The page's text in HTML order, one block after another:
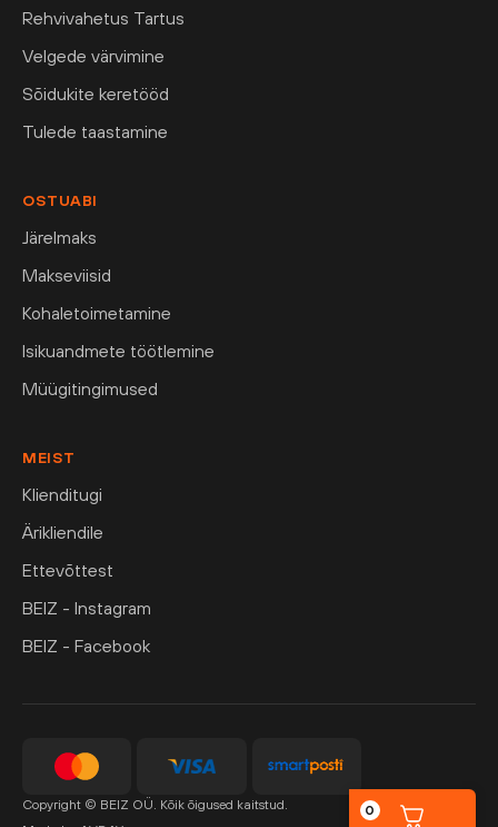
Rehvivahetus Tartus
Velgede värvimine
Sõidukite keretööd
Tulede taastamine
OSTUABI
Järelmaks
Makseviisid
Kohaletoimetamine
Isikuandmete töötlemine
Müügitingimused
MEIST
Klienditugi
Ärikliendile
Ettevõttest
BEIZ - Instagram
BEIZ - Facebook
Copyright © BEIZ OÜ. Kõik õigused kaitstud.
0